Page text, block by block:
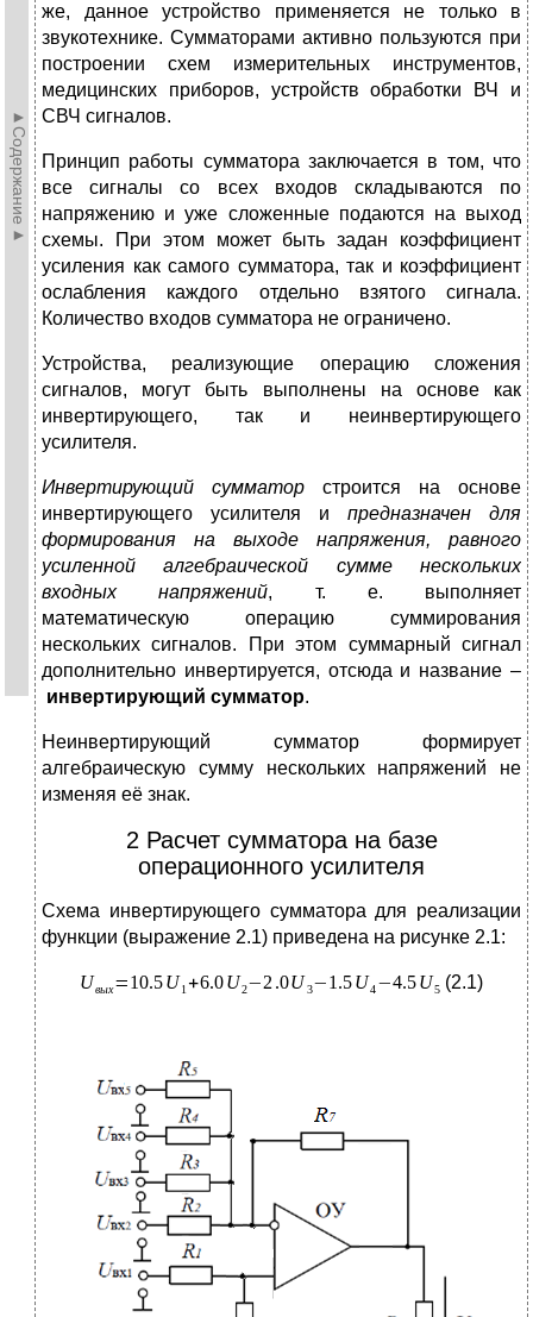
►Содержание►
же, данное устройство применяется не только в
звукотехнике. Сумматорами активно пользуются при
построении схем измерительных инструментов,
медицинских приборов, устройств обработки ВЧ и
СВЧ сигналов.
Принцип работы сумматора заключается в том, что
все сигналы со всех входов складываются по
напряжению и уже сложенные подаются на выход
схемы. При этом может быть задан коэффициент
усиления как самого сумматора, так и коэффициент
ослабления каждого отдельно взятого сигнала.
Количество входов сумматора не ограничено.
Устройства, реализующие операцию сложения
сигналов, могут быть выполнены на основе как
инвертирующего, так и неинвертирующего
усилителя.
Инвертирующий сумматор строится на основе
инвертирующего усилителя и предназначен для
формирования на выходе напряжения, равного
усиленной алгебраической сумме нескольких
входных напряжений, т. е. выполняет
математическую операцию суммирования
нескольких сигналов. При этом суммарный сигнал
дополнительно инвертируется, отсюда и название –
инвертирующий сумматор.
Неинвертирующий сумматор формирует
алгебраическую сумму нескольких напряжений не
изменяя её знак.
2 Расчет сумматора на базе
операционного усилителя
Схема инвертирующего сумматора для реализации
функции (выражение 2.1) приведена на рисунке 2.1:
(2.1)